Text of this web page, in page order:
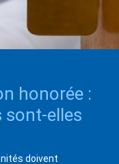
honorée :
sont-elles
doivent